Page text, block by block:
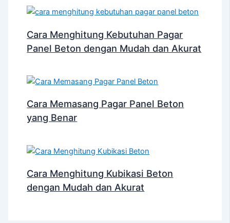
Cara Menghitung Kebutuhan Pagar
Panel Beton dengan Mudah dan Akurat
Cara Memasang Pagar Panel Beton
yang Benar
Cara Menghitung Kubikasi Beton
dengan Mudah dan Akurat